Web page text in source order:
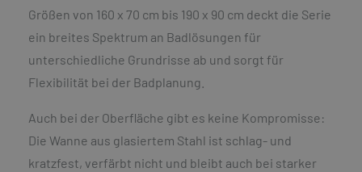
Größen von 160 x 70 cm bis 190 x 90 cm deckt die Serie
ein breites Spektrum an Badlösungen für
unterschiedliche Grundrisse ab und sorgt für
Flexibilität bei der Badplanung.
Auch bei der Oberfläche gibt es keine Kompromisse:
Die Wanne aus glasiertem Stahl ist schlag- und
kratzfest, verfärbt nicht und bleibt auch bei starker